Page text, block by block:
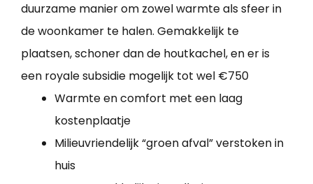
duurzame manier om zowel warmte als sfeer in
de woonkamer te halen. Gemakkelijk te
plaatsen, schoner dan de houtkachel, en er is
een royale subsidie mogelijk tot wel €750
Warmte en comfort met een laag
kostenplaatje
Milieuvriendelijk “groen afval” verstoken in
huis